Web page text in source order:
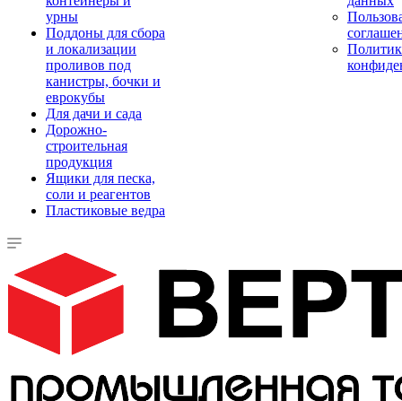
урны
Поддоны для сбора
и локализации
проливов под
канистры, бочки и
еврокубы
Для дачи и сада
Дорожно-
строительная
продукция
Ящики для песка,
соли и реагентов
Пластиковые ведра